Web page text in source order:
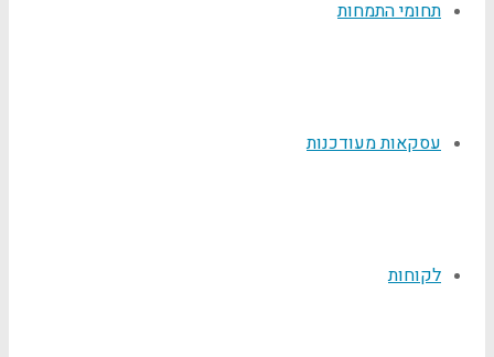
תחומי התמחות
עסקאות מעודכנות
לקוחות